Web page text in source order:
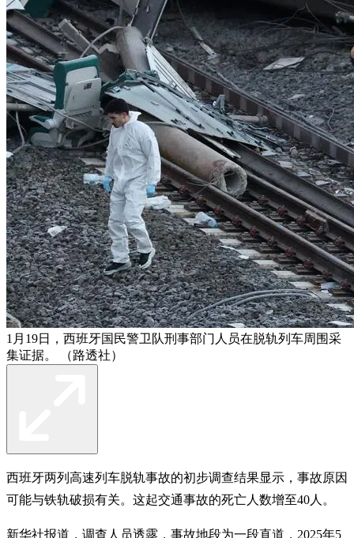
1月19日，西班牙国民警卫队刑事部门人员在脱轨列车周围采
集证据。 （路透社）
西班牙两列高速列车脱轨事故的初步调查结果显示，事故原因
可能与铁轨破损有关。这起交通事故的死亡人数增至40人。
新华社报道，调查人员透露，事故地段为一段直道，2025年5